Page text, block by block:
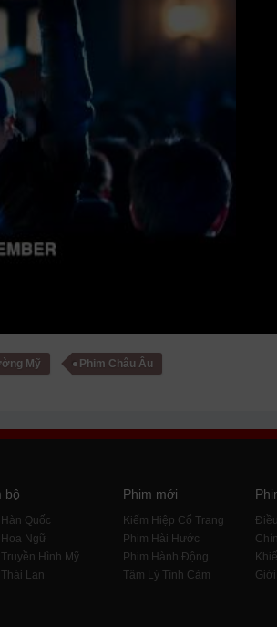
Mỹ Phim Châu Âu
bộ
Quốc
Ngữ
Hình Mỹ
Lan
Phim mới
Kiếm Hiệp Cổ Trang
Phim Hài Hước
Phim Hành Động
Tâm Lý Tình Cảm